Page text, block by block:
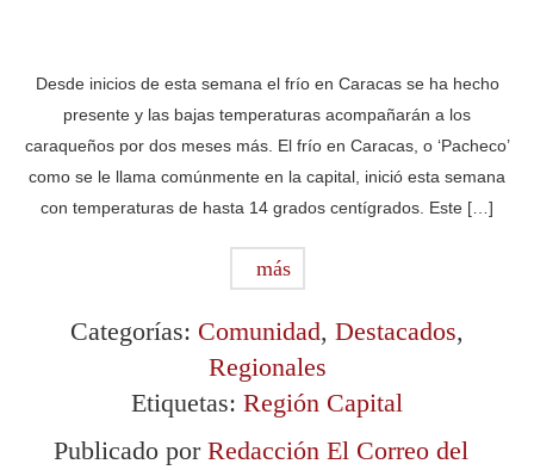
Desde inicios de esta semana el frío en Caracas se ha hecho
presente y las bajas temperaturas acompañarán a los
caraqueños por dos meses más. El frío en Caracas, o ‘Pacheco’
como se le llama comúnmente en la capital, inició esta semana
con temperaturas de hasta 14 grados centígrados. Este […]
más
Categorías: Comunidad, Destacados,
Regionales
Etiquetas: Región Capital
Publicado por Redacción El Correo del